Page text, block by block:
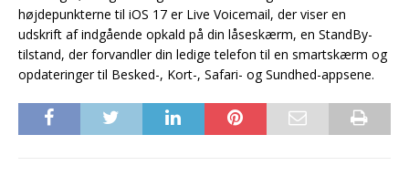
højdepunkterne til iOS 17 er Live Voicemail, der viser en
udskrift af indgående opkald på din låseskærm, en StandBy-
tilstand, der forvandler din ledige telefon til en smartskærm og
opdateringer til Besked-, Kort-, Safari- og Sundhed-appsene.